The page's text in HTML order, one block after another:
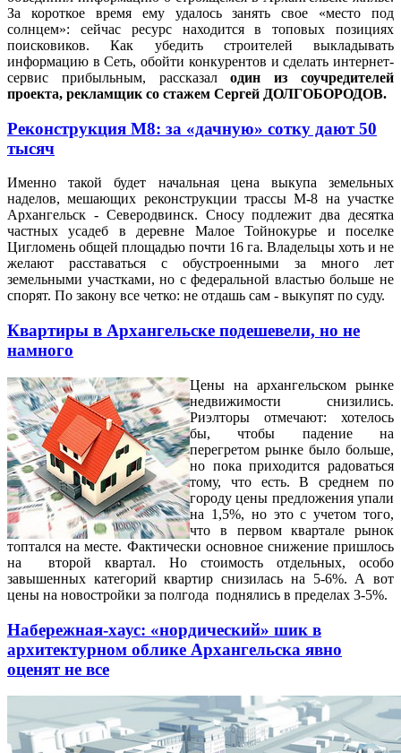
За короткое время ему удалось занять свое «место под
солнцем»: сейчас ресурс находится в топовых позициях
поисковиков. Как убедить строителей выкладывать
информацию в Сеть, обойти конкурентов и сделать интернет-
сервис прибыльным, рассказалодин из соучредителей
проекта, рекламщик со стажем Сергей ДОЛГОБОРОДОВ.
Реконструкция М8: за «дачную» сотку дают 50
тысяч
Именно такой будет начальная цена выкупа земельных
наделов, мешающих реконструкции трассы М-8 на участке
Архангельск - Северодвинск. Сносу подлежит два десятка
частных усадеб в деревне Малое Тойнокурье и поселке
Цигломень общей площадью почти 16 га. Владельцы хоть и не
желают расставаться с обустроенными за много лет
земельными участками, но с федеральной властью больше не
спорят. По закону все четко: не отдашь сам - выкупят по суду.
Квартиры в Архангельске подешевели, но не
намного
Цены на архангельском рынке
недвижимости снизились.
Риэлторы отмечают: хотелось
бы, чтобы падение на
перегретом рынке было больше,
но пока приходится радоваться
тому, что есть. В среднем по
городу цены предложения упали
на 1,5%, но это с учетом того,
что в первом квартале рынок
топтался на месте. Фактически основное снижение пришлось
на второй квартал. Но стоимость отдельных, особо
завышенных категорий квартир снизилась на 5-6%. А вот
цены на новостройки за полгода поднялись в пределах 3-5%.
Набережная-хаус: «нордический» шик в
архитектурном облике Архангельска явно
оценят не все